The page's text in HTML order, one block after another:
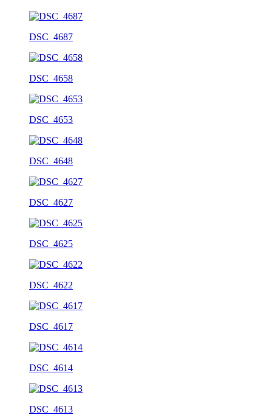
DSC_4687
DSC_4658
DSC_4653
DSC_4648
DSC_4627
DSC_4625
DSC_4622
DSC_4617
DSC_4614
DSC_4613